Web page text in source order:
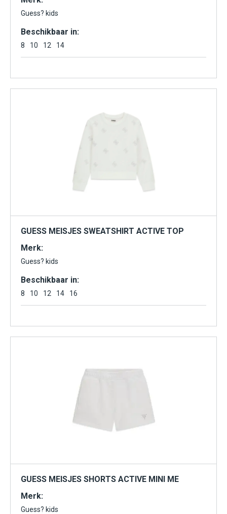
Guess? kids
Beschikbaar in:
8 10 12 14
GUESS MEISJES SWEATSHIRT ACTIVE TOP
Merk:
Guess? kids
Beschikbaar in:
8 10 12 14 16
GUESS MEISJES SHORTS ACTIVE MINI ME
Merk:
Guess? kids